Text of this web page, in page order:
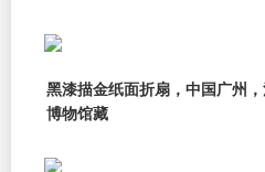
黑漆描金纸面折扇，中国广州
博物馆藏